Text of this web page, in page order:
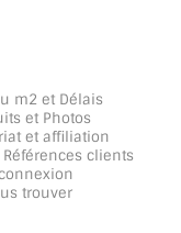
m2 et Délais
et Photos
et affiliation
Références clients
trouver